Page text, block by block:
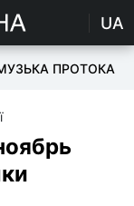
UA
ПРОТОКА